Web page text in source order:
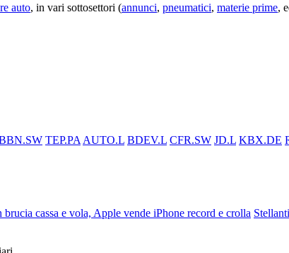
auto, in vari sottosettori (annunci, pneumatici, materie prime,
TEP.PA AUTO.L BDEV.L CFR.SW JD.L KBX.DE
brucia cassa e vola, Apple vende iPhone record e crolla